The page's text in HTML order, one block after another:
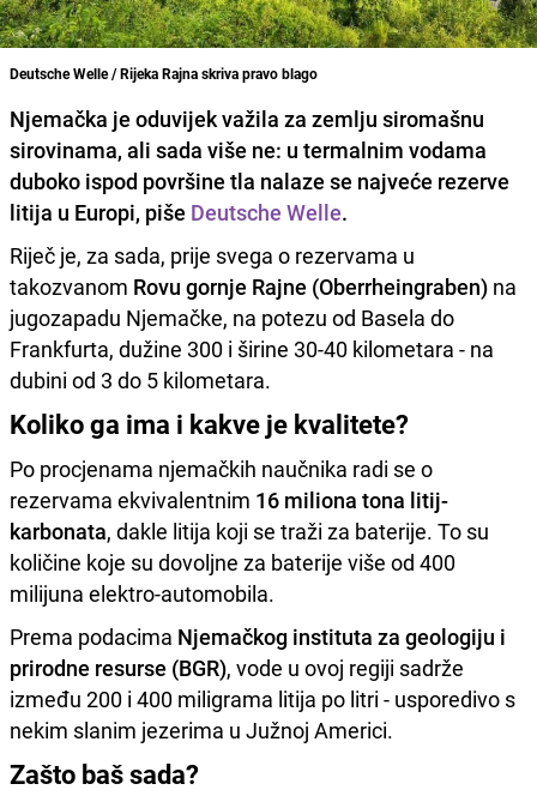
Deutsche Welle / Rijeka Rajna skriva pravo blago
Njemačka je oduvijek važila za zemlju siromašnu
sirovinama, ali sada više ne: u termalnim vodama
duboko ispod površine tla nalaze se najveće rezerve
litija u Europi, piše Deutsche Welle.
Riječ je, za sada, prije svega o rezervama u
takozvanom Rovu gornje Rajne (Oberrheingraben) na
jugozapadu Njemačke, na potezu od Basela do
Frankfurta, dužine 300 i širine 30-40 kilometara - na
dubini od 3 do 5 kilometara.
Koliko ga ima i kakve je kvalitete?
Po procjenama njemačkih naučnika radi se o
rezervama ekvivalentnim 16 miliona tona litij-
karbonata, dakle litija koji se traži za baterije. To su
količine koje su dovoljne za baterije više od 400
milijuna elektro-automobila.
Prema podacima Njemačkog instituta za geologiju i
prirodne resurse (BGR), vode u ovoj regiji sadrže
između 200 i 400 miligrama litija po litri - usporedivo s
nekim slanim jezerima u Južnoj Americi.
Zašto baš sada?